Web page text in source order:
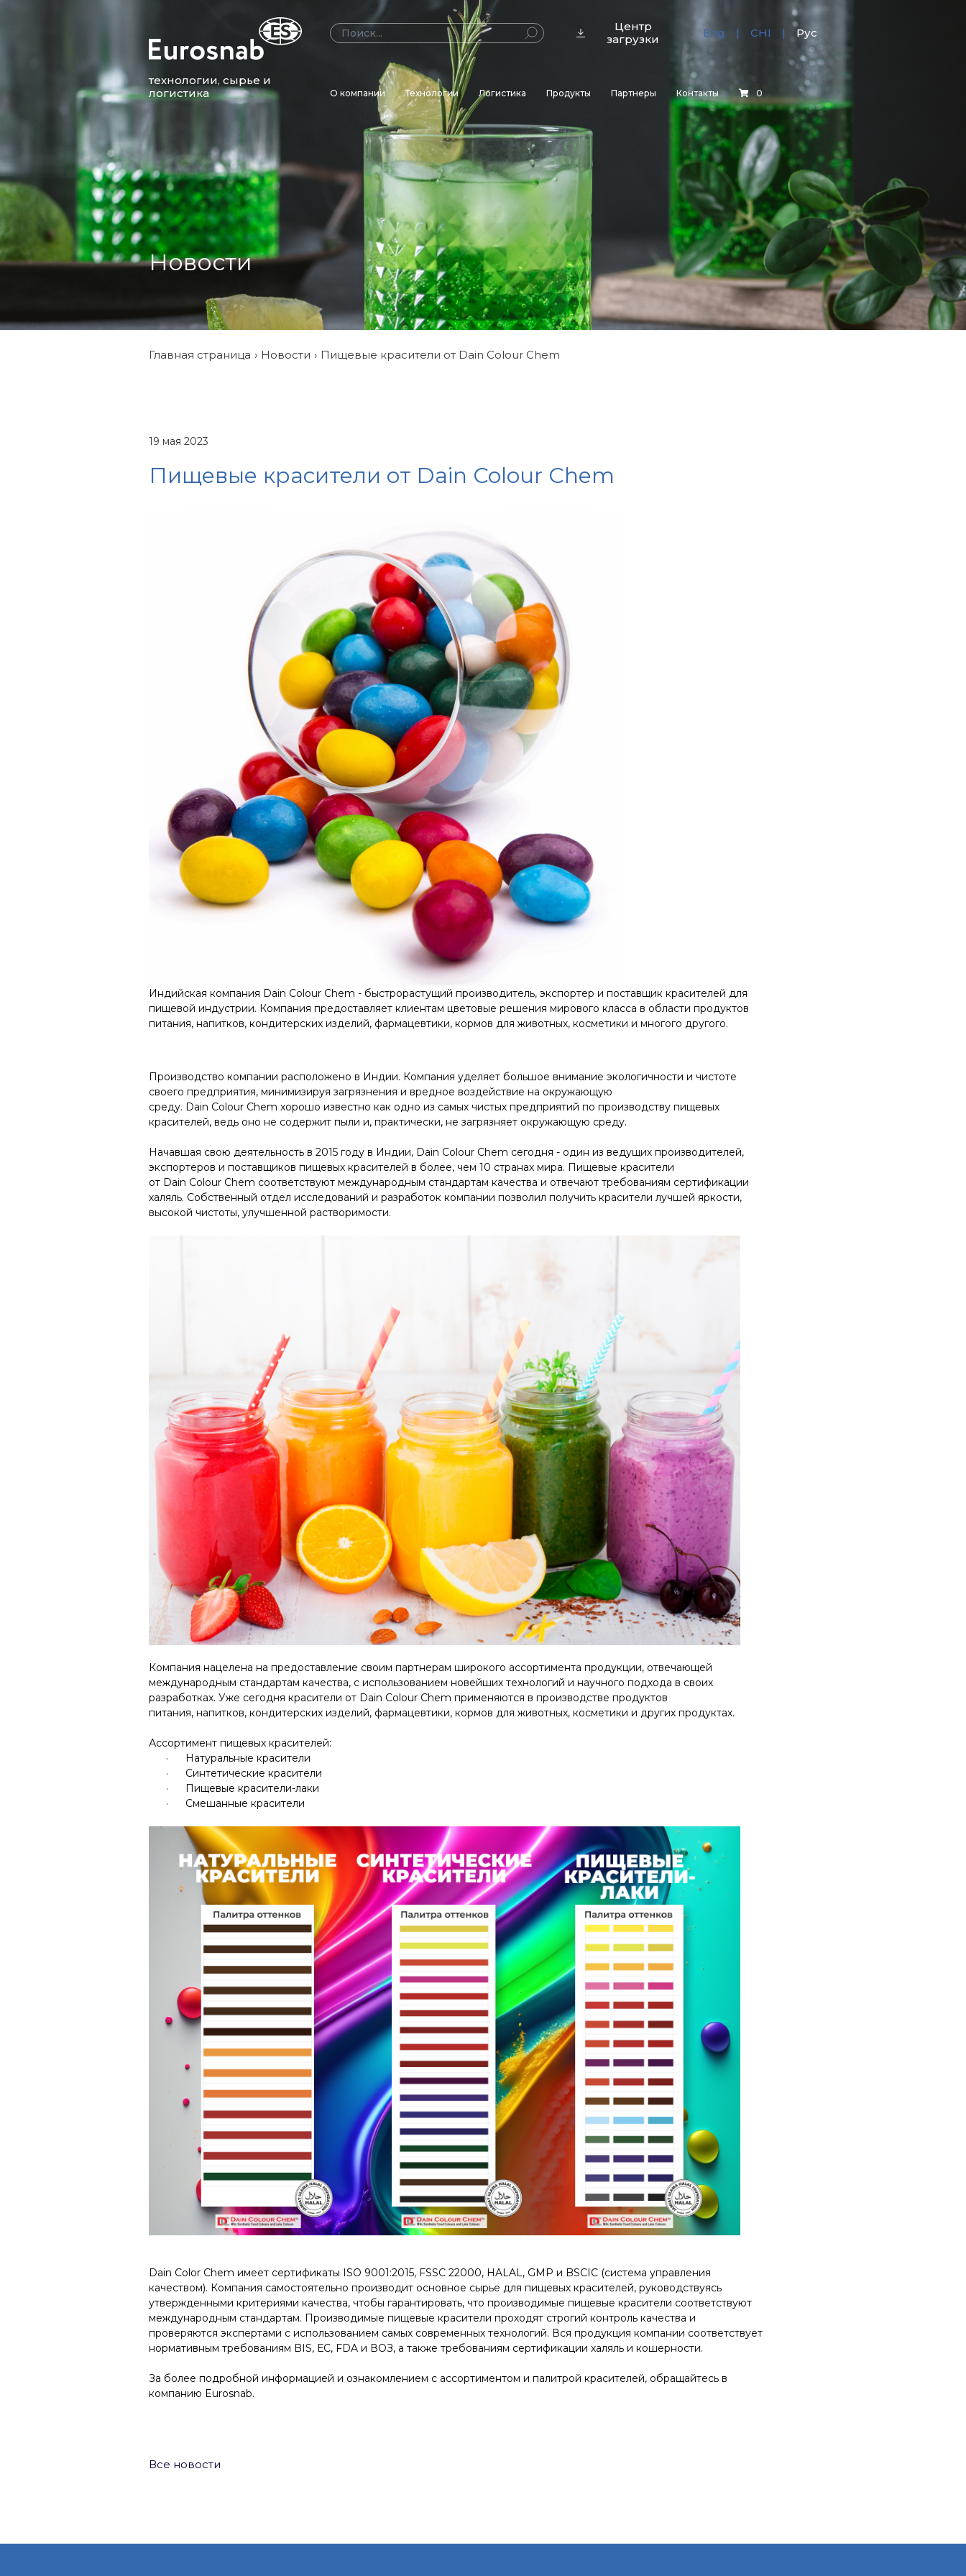
технологии, сырье и
логистика
Центр
загрузки
Eng CHI Рус
О компании Технологии Логистика Продукты Партнеры Контакты 0
Новости
Главная страница Новости Пищевые красители от Dain Colour Chem
19 мая 2023
Пищевые красители от Dain Colour Chem
Индийская компания Dain Colour Chem - быстрорастущий производитель, экспортер и поставщик красителей для
пищевой индустрии. Компания предоставляет клиентам цветовые решения мирового класса в области продуктов
питания, напитков, кондитерских изделий, фармацевтики, кормов для животных, косметики и многого другого.
Производство компании расположено в Индии. Компания уделяет большое внимание экологичности и чистоте
своего предприятия, минимизируя загрязнения и вредное воздействие на окружающую
среду. Dain Colour Chem хорошо известно как одно из самых чистых предприятий по производству пищевых
красителей, ведь оно не содержит пыли и, практически, не загрязняет окружающую среду.
Начавшая свою деятельность в 2015 году в Индии, Dain Colour Chem сегодня - один из ведущих производителей,
экспортеров и поставщиков пищевых красителей в более, чем 10 странах мира. Пищевые красители
от Dain Colour Chem соответствуют международным стандартам качества и отвечают требованиям сертификации
халяль. Собственный отдел исследований и разработок компании позволил получить красители лучшей яркости,
высокой чистоты, улучшенной растворимости.
Компания нацелена на предоставление своим партнерам широкого ассортимента продукции, отвечающей
международным стандартам качества, с использованием новейших технологий и научного подхода в своих
разработках. Уже сегодня красители от Dain Colour Chem применяются в производстве продуктов
питания, напитков, кондитерских изделий, фармацевтики, кормов для животных, косметики и других продуктах.
Ассортимент пищевых красителей:
·
Натуральные красители
·
Синтетические красители
·
Пищевые красители-лаки
·
Смешанные красители
Dain Color Chem имеет сертификаты ISO 9001:2015, FSSC 22000, HALAL, GMP и BSCIC (система управления
качеством). Компания самостоятельно производит основное сырье для пищевых красителей, руководствуясь
утвержденными критериями качества, чтобы гарантировать, что производимые пищевые красители соответствуют
международным стандартам. Производимые пищевые красители проходят строгий контроль качества и
проверяются экспертами с использованием самых современных технологий. Вся продукция компании соответствует
нормативным требованиям BIS, ЕС, FDA и ВОЗ, а также требованиям сертификации халяль и кошерности.
За более подробной информацией и ознакомлением с ассортиментом и палитрой красителей, обращайтесь в
компанию Eurosnab.
Все новости